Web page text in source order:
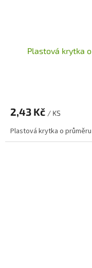
Plastová krytka
2,43 Kč / KS
Plastová krytka o